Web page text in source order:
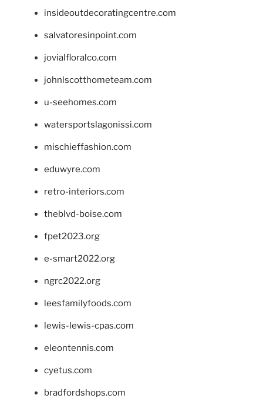
insideoutdecoratingcentre.com
salvatoresinpoint.com
jovialfloralco.com
johnlscotthometeam.com
u-seehomes.com
watersportslagonissi.com
mischieffashion.com
eduwyre.com
retro-interiors.com
theblvd-boise.com
fpet2023.org
e-smart2022.org
ngrc2022.org
leesfamilyfoods.com
lewis-lewis-cpas.com
eleontennis.com
cyetus.com
bradfordshops.com